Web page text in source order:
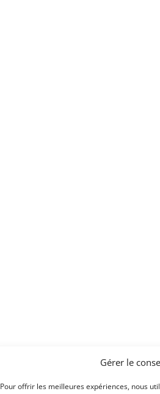
Gérer le
Pour offrir les meilleures expériences, nous